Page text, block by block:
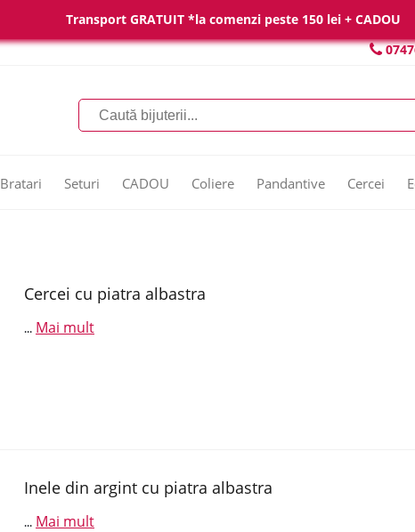
Transport GRATUIT *la comenzi peste 150 lei + CADOU
Bratari Seturi CADOU Coliere Pandantive Cercei
Cercei cu piatra albastra
... Mai mult
Inele din argint cu piatra albastra
... Mai mult